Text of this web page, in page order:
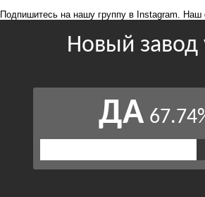
Подпишитесь на нашу группу в Instagram. Наш